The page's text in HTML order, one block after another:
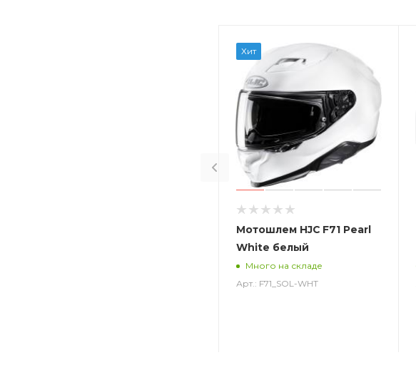
Хит
Мотошлем HJC F71 Pearl
White белый
Много на складе
Арт.: F71_SOL-WHT